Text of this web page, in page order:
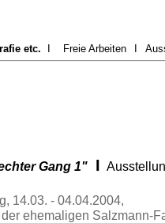
etc. Freie Arbeiten
Gang 1" I
14.03. - 04.04.2004,
ehemaligen Salzmann-